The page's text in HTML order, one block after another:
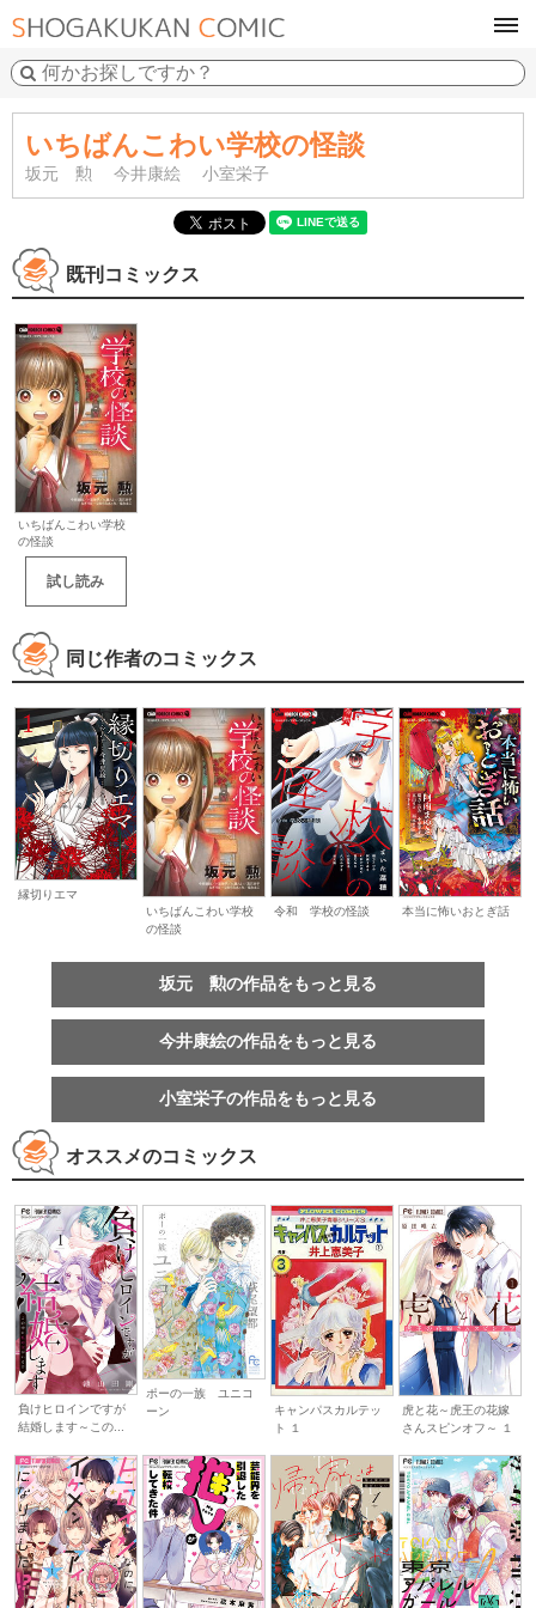
いちばんこわい学校の怪談
坂元 勲 今井康絵 小室栄子
既刊コミックス
いちばんこわい学校
の怪談
試し読み
同じ作者のコミックス
縁切りエマ
いちばんこわい学校
の怪談
令和 学校の怪談 本当に怖いおとぎ話
坂元 勲の作品をもっと見る
今井康絵の作品をもっと見る
小室栄子の作品をもっと見る
オススメのコミックス
負けヒロインですが
結婚します～この...
ポーの一族 ユニコ
ーン
キャンパスカルテッ
ト １
虎と花～虎王の花嫁
さんスピンオフ～ １